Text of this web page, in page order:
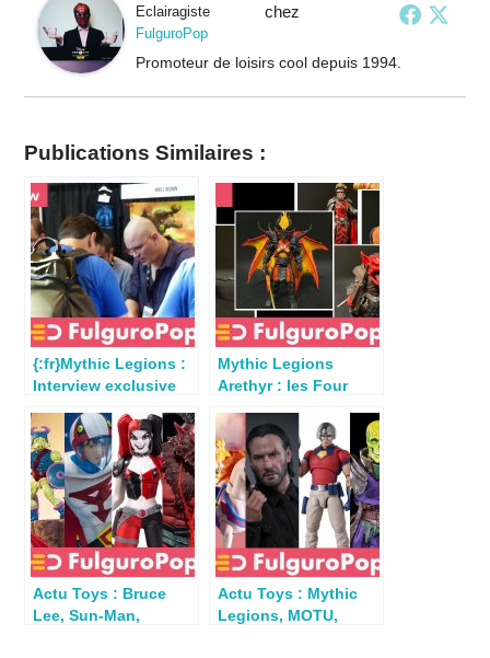
Eclairagistechez
FulguroPop
Promoteur de loisirs cool depuis 1994.
Publications Similaires :
{:fr}Mythic Legions :
Interview exclusive
{:en}Meet the Four
Horsemen, the minds
behind Mythic
Legions{:}
Mythic Legions
Arethyr : les Four
la suite
Actu Toys : Bruce
Lee, Sun-Man,
Actu Toys : Mythic
Legions, MOTU,